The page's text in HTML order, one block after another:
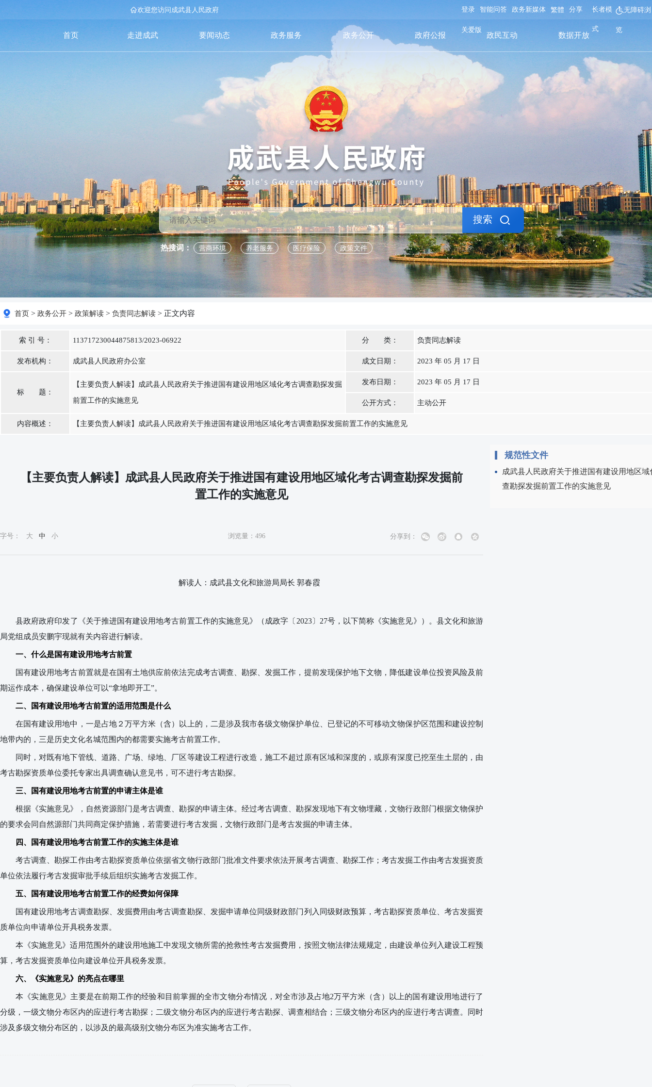
欢迎您访问成武县人民政府 登录 智能问答 政务新媒体 繁體 分享
关爱版
长者模
式
无障碍浏
览
首页 走进成武 要闻动态 政务服务 政务公开 政府公报 政民互动 数据开放
搜索
热搜词： 营商环境 养老服务 医疗保险 政策文件
首页 > 政务公开 > 政策解读 > 负责同志解读 > 正文内容
索 引 号： 113717230044875813/2023-06922 分 类： 负责同志解读
发布机构： 成武县人民政府办公室 成文日期： 2023 年 05 月 17 日
标 题：
【主要负责人解读】成武县人民政府关于推进国有建设用地区域化考古调查勘探发掘
前置工作的实施意见
发布日期： 2023 年 05 月 17 日
公开方式： 主动公开
内容概述： 【主要负责人解读】成武县人民政府关于推进国有建设用地区域化考古调查勘探发掘前置工作的实施意见
【主要负责人解读】成武县人民政府关于推进国有建设用地区域化考古调查勘探发掘前
置工作的实施意见
字号： 大 中 小 浏览量： 496 分享到：
解读人：成武县文化和旅游局局长 郭春霞
县政府政府印发了《关于推进国有建设用地考古前置工作的实施意见》（ 成政字〔 2023〕 27号，以下简称《实施意见》）。 县文化和旅游
局党组成员安鹏宇现就有关内容进行解读。
一、什么是国有建设用地考古前置
国有建设用地考古前置就是在国有土地供应前依法完成考古调查、勘探、发掘工作，提前发现保护地下文物，降低建设单位投资风险及前
期运作成本，确保建设单位可以“拿地即开工”。
二、国有建设用地考古前置的适用范围是什么
在国有建设用地中，一是占地２万平方米（含）以上的，二是涉及我市各级文物保护单位、已登记的不可移动文物保护区范围和建设控制
地带内的，三是历史文化名城范围内的都需要实施考古前置工作。
同时，对既有地下管线、道路、广场、绿地、厂区等建设工程进行改造，施工不超过原有区域和深度的，或原有深度已挖至生土层的，由
考古勘探资质单位委托专家出具调查确认意见书，可不进行考古勘探。
三、国有建设用地考古前置的申请主体是谁
根据《实施意见》，自然资源部门是考古调查、勘探的申请主体。经过考古调查、勘探发现地下有文物埋藏，文物行政部门根据文物保护
的要求会同自然源部门共同商定保护措施，若需要进行考古发掘，文物行政部门是考古发掘的申请主体。
四、国有建设用地考古前置工作的实施主体是谁
考古调查、勘探工作由考古勘探资质单位依据省文物行政部门批准文件要求依法开展考古调查、勘探工作；考古发掘工作由考古发掘资质
单位依法履行考古发掘审批手续后组织实施考古发掘工作。
五、国有建设用地考古前置工作的经费如何保障
国有建设用地考古调查勘探、发掘费用由考古调查勘探、发掘申请单位同级财政部门列入同级财政预算，考古勘探资质单位、考古发掘资
质单位向申请单位开具税务发票。
本《实施意见》适用范围外的建设用地施工中发现文物所需的抢救性考古发掘费用，按照文物法律法规规定，由建设单位列入建设工程预
算，考古发掘资质单位向建设单位开具税务发票。
六、《实施意见》的亮点在哪里
本《实施意见》主要是在前期工作的经验和目前掌握的全市文物分布情况，对全市涉及占地2万平方米（含）以上的国有建设用地进行了
分级，一级文物分布区内的应进行考古勘探；二级文物分布区内的应进行考古勘探、调查相结合；三级文物分布区内的应进行考古调查。同时
涉及多级文物分布区的，以涉及的最高级别文物分布区为准实施考古工作。
规范性文件
成武县人民政府关于推进国有建设用地区域
查勘探发掘前置工作的实施意见